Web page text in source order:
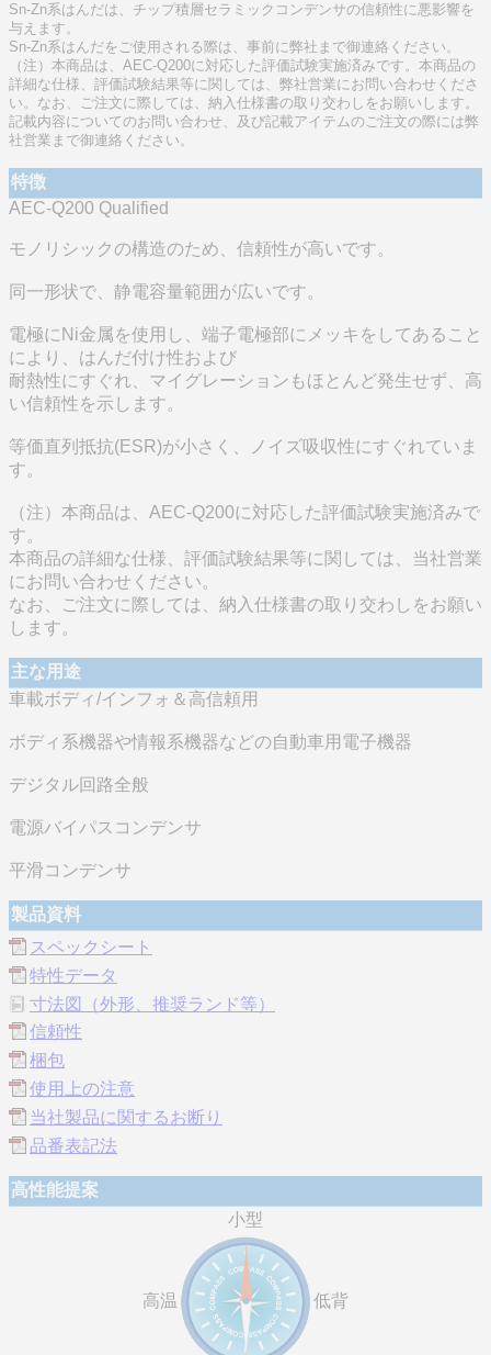
Sn-Zn系はんだは、チップ積層セラミックコンデンサの信頼性に悪影響を
与えます。
Sn-Zn系はんだをご使用される際は、事前に弊社まで御連絡ください。
（注）本商品は、AEC-Q200に対応した評価試験実施済みです。本商品の
詳細な仕様、評価試験結果等に関しては、弊社営業にお問い合わせくださ
い。なお、ご注文に際しては、納入仕様書の取り交わしをお願いします。
記載内容についてのお問い合わせ、及び記載アイテムのご注文の際には弊
社営業まで御連絡ください。
特徴
AEC-Q200 Qualified
モノリシックの構造のため、信頼性が高いです。
同一形状で、静電容量範囲が広いです。
電極にNi金属を使用し、端子電極部にメッキをしてあること
により、はんだ付け性および
耐熱性にすぐれ、マイグレーションもほとんど発生せず、高
い信頼性を示します。
等価直列抵抗(ESR)が小さく、ノイズ吸収性にすぐれていま
す。
（注）本商品は、AEC-Q200に対応した評価試験実施済みで
す。
本商品の詳細な仕様、評価試験結果等に関しては、当社営業
にお問い合わせください。
なお、ご注文に際しては、納入仕様書の取り交わしをお願い
します。
主な用途
車載ボディ/インフォ＆高信頼用
ボディ系機器や情報系機器などの自動車用電子機器
デジタル回路全般
電源バイパスコンデンサ
平滑コンデンサ
製品資料
スペックシート
特性データ
寸法図（外形、推奨ランド等）
信頼性
梱包
使用上の注意
当社製品に関するお断り
品番表記法
高性能提案
小型
高温 低背